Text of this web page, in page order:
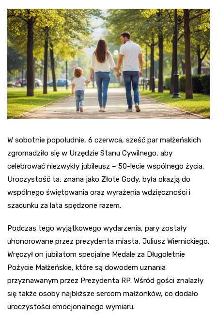
W sobotnie popołudnie, 6 czerwca, sześć par małżeńskich
zgromadziło się w Urzędzie Stanu Cywilnego, aby
celebrować niezwykły jubileusz – 50-lecie wspólnego życia.
Uroczystość ta, znana jako Złote Gody, była okazją do
wspólnego świętowania oraz wyrażenia wdzięczności i
szacunku za lata spędzone razem.
Podczas tego wyjątkowego wydarzenia, pary zostały
uhonorowane przez prezydenta miasta, Juliusz Wiernickiego.
Wręczył on jubilatom specjalne Medale za Długoletnie
Pożycie Małżeńskie, które są dowodem uznania
przyznawanym przez Prezydenta RP. Wśród gości znalazły
się także osoby najbliższe sercom małżonków, co dodało
uroczystości emocjonalnego wymiaru.